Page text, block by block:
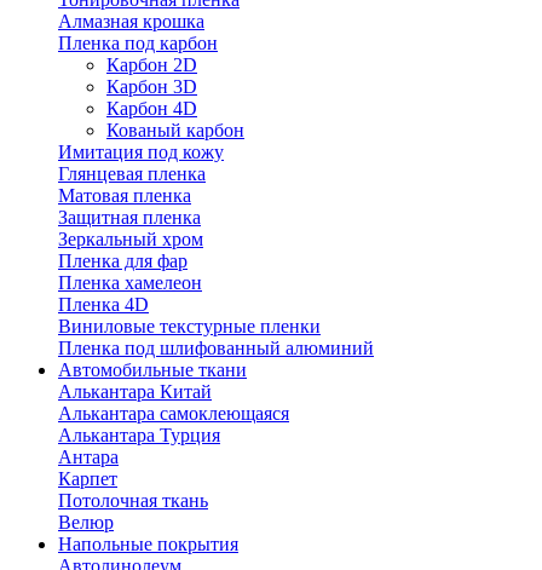
Алмазная крошка
Пленка под карбон
Карбон 2D
Карбон 3D
Карбон 4D
Кованый карбон
Имитация под кожу
Глянцевая пленка
Матовая пленка
Защитная пленка
Зеркальный хром
Пленка для фар
Пленка хамелеон
Пленка 4D
Виниловые текстурные пленки
Пленка под шлифованный алюминий
Автомобильные ткани
Алькантара Китай
Алькантара самоклеющаяся
Алькантара Турция
Антара
Карпет
Потолочная ткань
Велюр
Напольные покрытия
Автолинолеум